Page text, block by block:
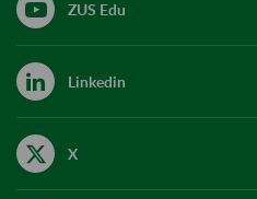
ZUS Edu
Linkedin
X